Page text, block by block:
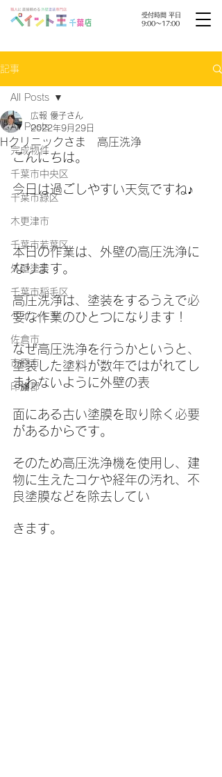
受付時間 平日
9:00〜17:00
記事
All Posts
完成物件
千葉市中央区
千葉市緑区
木更津市
千葉市若葉区
外壁塗装
千葉市稲毛区
ペイント王
佐倉市
市原市
印旛郡
All Posts
Hクリニックさま 高圧洗浄
広報 優子さん
2022年9月29日
こんにちは。
今日は過ごしやすい天気ですね♪
本日の作業は、外壁の高圧洗浄に
なります。
高圧洗浄は、塗装をするうえで必
要な作業のひとつになります！
なぜ高圧洗浄を行うかというと、
塗装した塗料が数年ではがれてし
まわないように外壁の表
面にある古い塗膜を取り除く必要
があるからです。
そのため高圧洗浄機を使用し、建
物に生えたコケや経年の汚れ、不
良塗膜などを除去してい
きます。